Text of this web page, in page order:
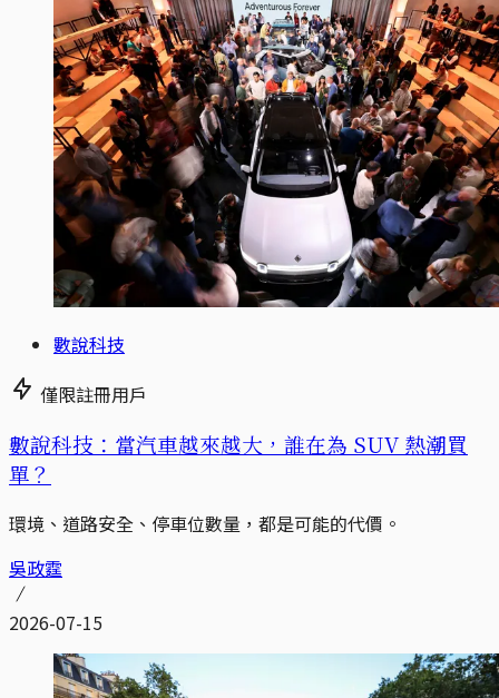
數說科技
僅限註冊用戶
數說科技：當汽車越來越大，誰在為 SUV 熱潮買
單？
環境、道路安全、停車位數量，都是可能的代價。
吳政霆
2026-07-15